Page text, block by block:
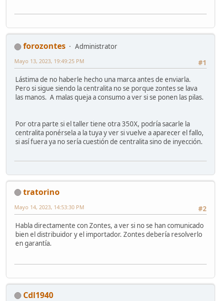
forozontes
Administrator
#1
Mayo 13, 2023, 19:49:25 PM
Lástima de no haberle hecho una marca antes de enviarla.
Pero si sigue siendo la centralita no se porque zontes se lava
las manos. A malas queja a consumo a ver si se ponen las pilas.
Por otra parte si el taller tiene otra 350X, podría sacarle la
centralita ponérsela a la tuya y ver si vuelve a aparecer el fallo,
si así fuera ya no sería cuestión de centralita sino de inyección.
tratorino
#2
Mayo 14, 2023, 14:53:30 PM
Habla directamente con Zontes, a ver si no se han comunicado
bien el distribuidor y el importador. Zontes debería resolverlo
en garantía.
Cdl1940